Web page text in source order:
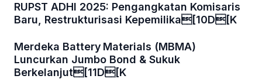
RUPST ADHI 2025: Pengangkatan Komisaris
Baru, Restrukturisasi Kepemilika[10D[K
Merdeka Battery Materials (MBMA)
Luncurkan Jumbo Bond & Sukuk
Berkelanjut[11D[K